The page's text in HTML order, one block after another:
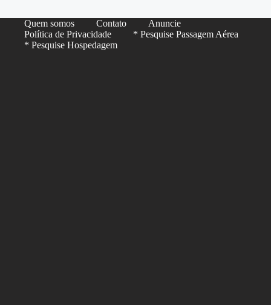
Quem somos Contato
Anuncie
Política de Privacidade
* Pesquise Passagem Aérea
* Pesquise Hospedagem